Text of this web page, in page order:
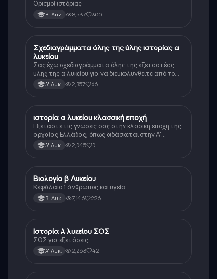
Ορισμοί ιστόριας
Β' Λυκ. 8,537 300
Ιστορία
Σχεδιαγράμματα όλης της ύλης ιστορίας α
λυκείου
Σας έχω σχεδιαγράμματα όλης της εξεταστέας
ύλης της α λυκείου για να διευκολυνθείτε από το
τεράστιο βάρος του βιβλίου
Α' Λυκ. 2,857 66
Ιστορία
ιστορία α λυκείου κλασσική εποχή
Εξετάστε τις γνώσεις σας στην κλασική εποχή της
αρχαίας Ελλάδας, όπως διδάσκεται στην Α'
Λυκείου.
Α' Λυκ. 2,045 0
Βιολογία
Βιολογία β Λυκείου
Κεφάλαιο 1 άνθρωπος και υγεία
Β' Λυκ. 7,146 226
Ιστορία
Ιστορία Α λυκείου ΣΟΣ
ΣΟΣ για εξετάσεις
Α' Λυκ. 2,263 42